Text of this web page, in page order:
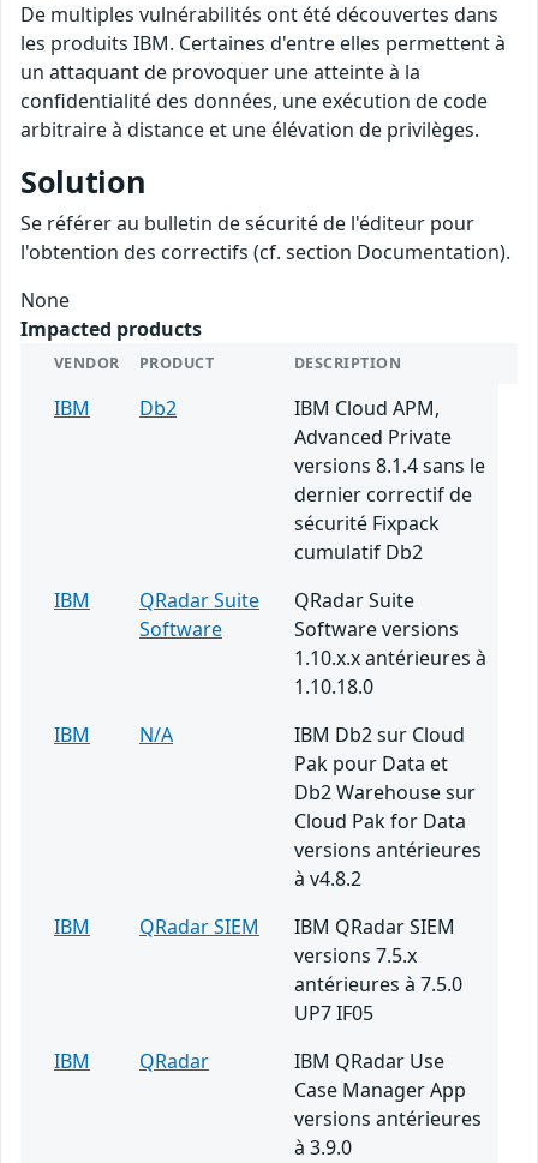
De multiples vulnérabilités ont été découvertes dans
les produits IBM. Certaines d'entre elles permettent à
un attaquant de provoquer une atteinte à la
confidentialité des données, une exécution de code
arbitraire à distance et une élévation de privilèges.
Solution
Se référer au bulletin de sécurité de l'éditeur pour
l'obtention des correctifs (cf. section Documentation).
None
Impacted products
VENDOR PRODUCT DESCRIPTION
IBM Db2
IBM Cloud APM,
Advanced Private
versions 8.1.4 sans le
dernier correctif de
sécurité Fixpack
cumulatif Db2
IBM
QRadar Suite
Software
QRadar Suite
Software versions
1.10.x.x antérieures à
1.10.18.0
IBM
N/A
IBM Db2 sur Cloud
Pak pour Data et
Db2 Warehouse sur
Cloud Pak for Data
versions antérieures
à v4.8.2
IBM
QRadar SIEM
IBM QRadar SIEM
versions 7.5.x
antérieures à 7.5.0
UP7 IF05
IBM
QRadar
IBM QRadar Use
Case Manager App
versions antérieures
à 3.9.0